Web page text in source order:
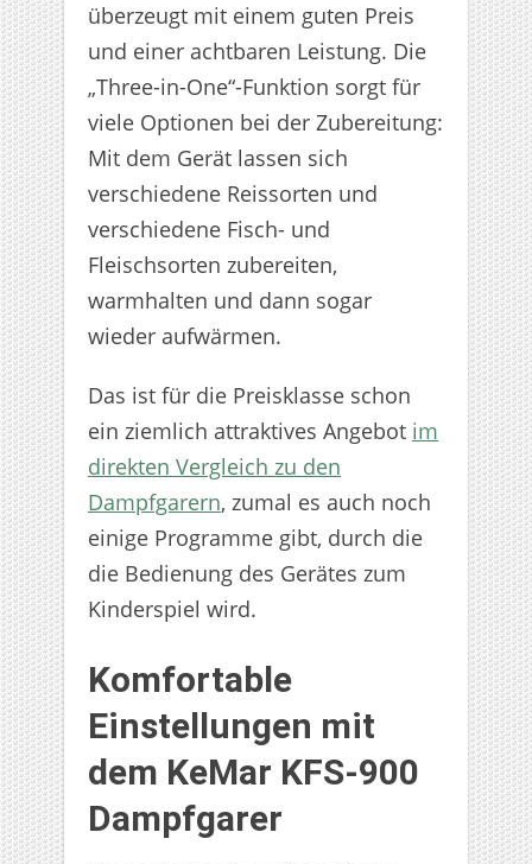
überzeugt mit einem guten Preis
und einer achtbaren Leistung. Die
„Three-in-One“-Funktion sorgt für
viele Optionen bei der Zubereitung:
Mit dem Gerät lassen sich
verschiedene Reissorten und
verschiedene Fisch- und
Fleischsorten zubereiten,
warmhalten und dann sogar
wieder aufwärmen.
Das ist für die Preisklasse schon
ein ziemlich attraktives Angebot im
direkten Vergleich zu den
Dampfgarern, zumal es auch noch
einige Programme gibt, durch die
die Bedienung des Gerätes zum
Kinderspiel wird.
Komfortable
Einstellungen mit
dem KeMar KFS-900
Dampfgarer